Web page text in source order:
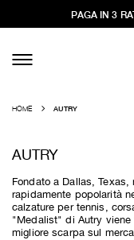
PAGA IN 3
HOME AUTRY
AUTRY
Fondato a Dallas, Texas,
rapidamente popolarità
calzature per tennis,
"Medalist" di Autry viene
migliore scarpa sul